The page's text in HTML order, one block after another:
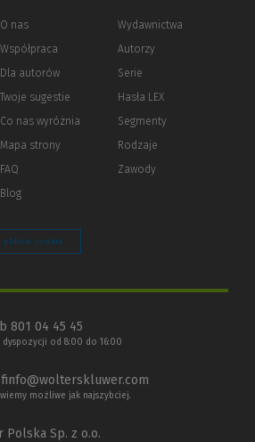
O nas
Współpraca
Dla autorów(Nowe
(Link
innej
strony)
Twoje sugestie
Co nas wyróżnia
Mapa strony
FAQ
Blog
Wydawnictwa
Autorzy
Serie
Hasła LEX
Segmenty
Rodzaje
Zawody
plików cookie
801 04 45 45
dyspozycji od 8:00 do 16:00
możliwe jak najszybciej.
Sp. z o.o.